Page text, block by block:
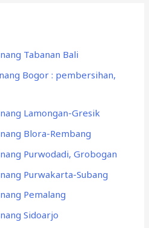
Tabanan Bali
Bogor : pembersihan,
Lamongan-Gresik
Blora-Rembang
Purwodadi, Grobogan
Purwakarta-Subang
Pemalang
Sidoarjo